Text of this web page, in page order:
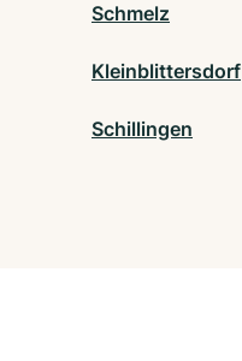
Schmelz
Kleinblittersdorf
Schillingen